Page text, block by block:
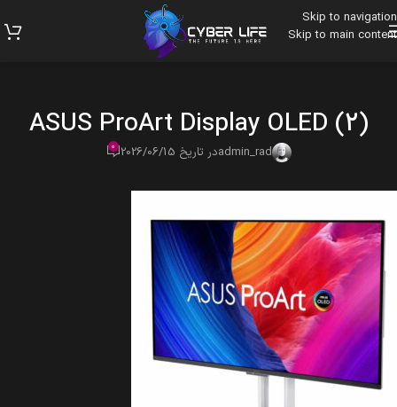
Skip to navigation
Skip to main content
ASUS ProArt Display OLED (2)
admin_radدر تاریخ 2026/06/15 0